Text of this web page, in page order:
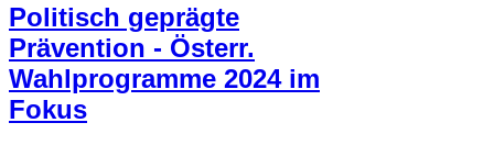
Politisch geprägte
Prävention - Österr.
Wahlprogramme 2024 im
Fokus